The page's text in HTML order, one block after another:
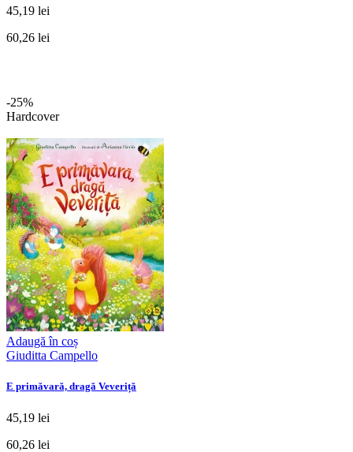
45,19 lei
60,26 lei
-25%
Hardcover
Adaugă în coș
Giuditta Campello
E primăvară, dragă Veveriță
45,19 lei
60,26 lei